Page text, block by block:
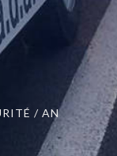
/ AN